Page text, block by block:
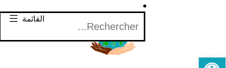
Open toolbar
القائمة Rechercher